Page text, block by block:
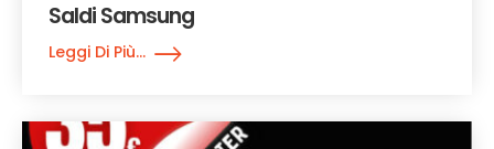
Saldi Samsung
Leggi Di Più...